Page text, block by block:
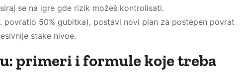
se na igre gde rizik možeš kontrolisati.
povratio 50% gubitka), postavi novi plan za postepen povrat
stake nivoe.
primeri i formule koje treba